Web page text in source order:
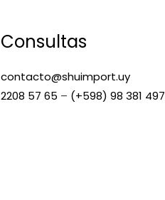
Consultas
contacto@shuimport.uy
2208 57 65 – (+598) 98 381 497